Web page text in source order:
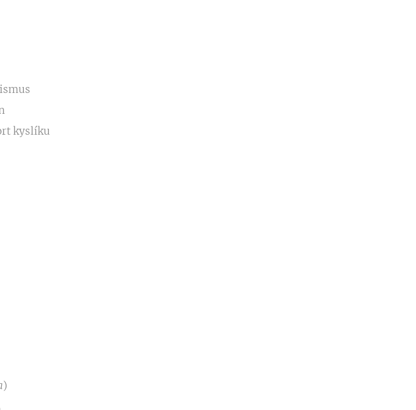
kyslíku
)